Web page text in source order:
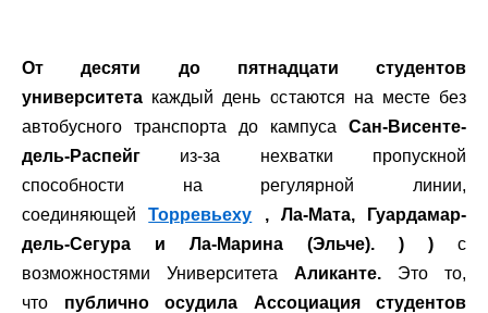
От десяти до пятнадцати студентов
университета каждый день остаются на месте без
автобусного транспорта до кампуса Сан-Висенте-
дель-Распейг из-за нехватки пропускной
способности на регулярной линии,
соединяющейТорревьеху , Ла-Мата, Гуардамар-
дель-Сегура и Ла-Марина (Эльче). ) ) с
возможностями Университета Аликанте. Это то,
что публично осудила Ассоциация студентов